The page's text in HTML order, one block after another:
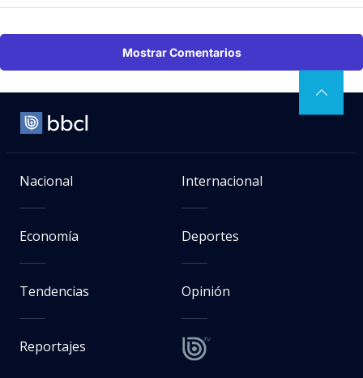
Mostrar Comentarios
Nacional Internacional
Economía Deportes
Tendencias Opinión
Reportajes